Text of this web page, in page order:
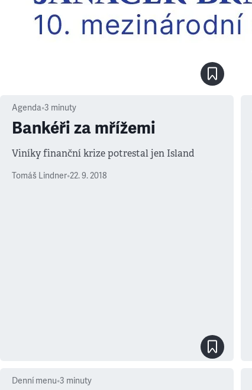
Agenda•3 minuty
Bankéři za mřížemi
Viníky finanční krize potrestal jen Island
Tomáš Lindner•22. 9. 2018
Denní menu•3 minuty